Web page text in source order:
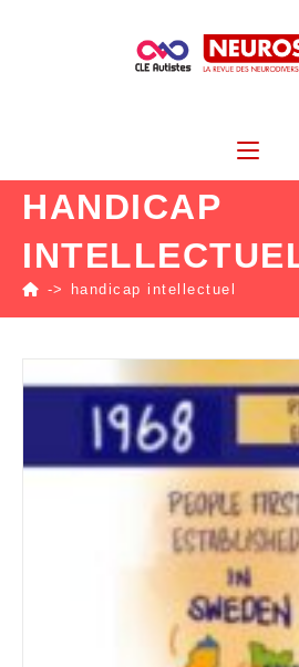
HANDICAP
-> handicap intellectuel